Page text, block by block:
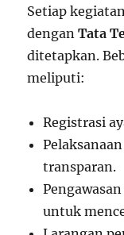
Setiap
denganTata
ditetapkan.
meliputi:
Registrasi
transparan.
untuk